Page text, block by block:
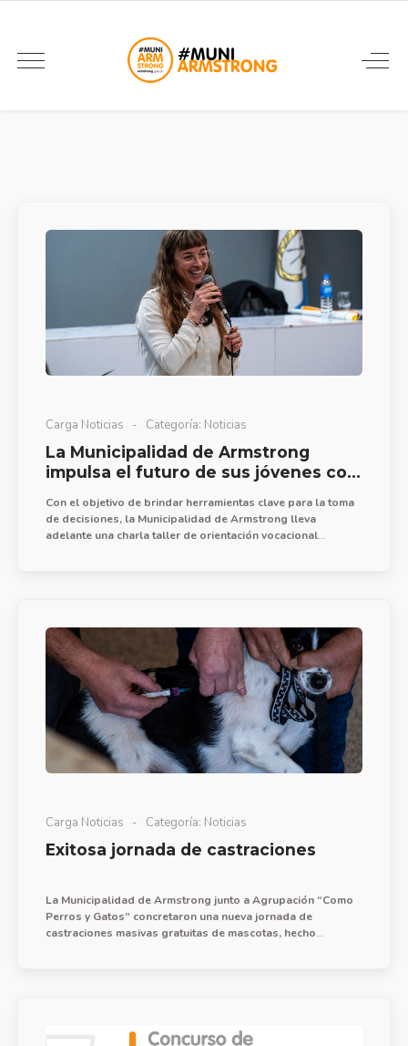
Carga Noticias Categoría: Noticias
La Municipalidad de Armstrong
impulsa el futuro de sus jóvenes con
Con el objetivo de brindar herramientas clave para la toma
de decisiones, la Municipalidad de Armstrong lleva
adelante una charla taller de orientación vocacional
Carga Noticias Categoría: Noticias
Exitosa jornada de castraciones
La Municipalidad de Armstrong junto a Agrupación “Como
Perros y Gatos” concretaron una nueva jornada de
castraciones masivas gratuitas de mascotas, hecho